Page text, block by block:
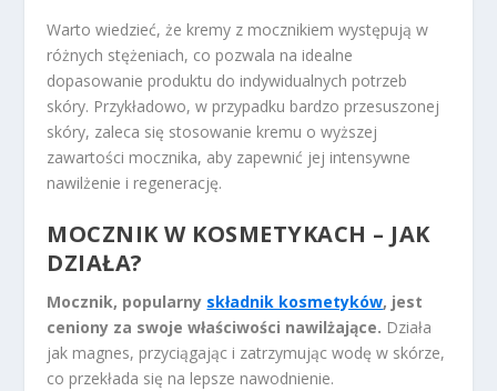
Warto wiedzieć, że kremy z mocznikiem występują w
różnych stężeniach, co pozwala na idealne
dopasowanie produktu do indywidualnych potrzeb
skóry. Przykładowo, w przypadku bardzo przesuszonej
skóry, zaleca się stosowanie kremu o wyższej
zawartości mocznika, aby zapewnić jej intensywne
nawilżenie i regenerację.
MOCZNIK W KOSMETYKACH – JAK
DZIAŁA?
Mocznik, popularny składnik kosmetyków, jest
ceniony za swoje właściwości nawilżające. Działa
jak magnes, przyciągając i zatrzymując wodę w skórze,
co przekłada się na lepsze nawodnienie.